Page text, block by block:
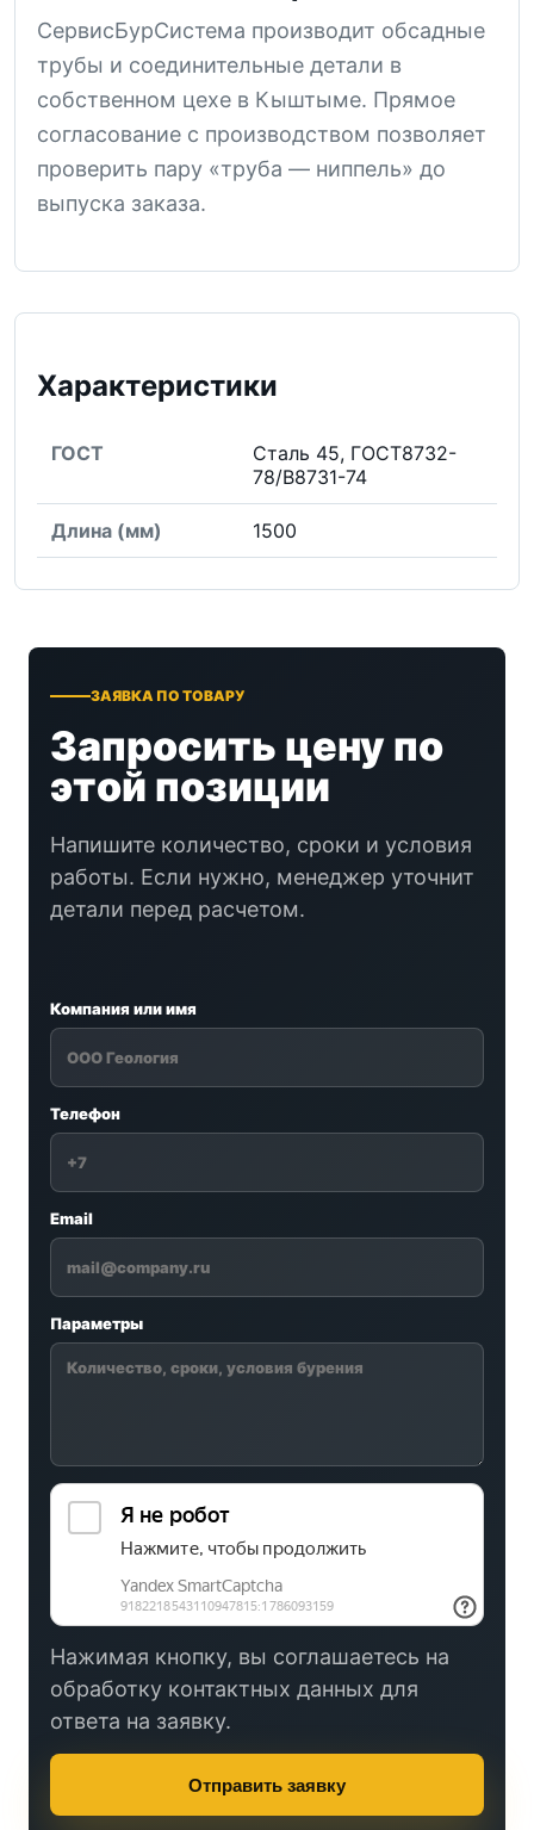
СервисБурСистема производит обсадные
трубы и соединительные детали в
собственном цехе в Кыштыме. Прямое
согласование с производством позволяет
проверить пару «труба — ниппель» до
выпуска заказа.
Характеристики
ГОСТ
Сталь 45, ГОСТ8732-
78/В8731-74
Длина (мм) 1500
ЗАЯВКА ПО ТОВАРУ
Запросить цену по
этой позиции
Напишите количество, сроки и условия
работы. Если нужно, менеджер уточнит
детали перед расчетом.
Компания или имя
Телефон
Email
Параметры
Нажимая кнопку, вы соглашаетесь на
обработку контактных данных для
ответа на заявку.
Отправить заявку